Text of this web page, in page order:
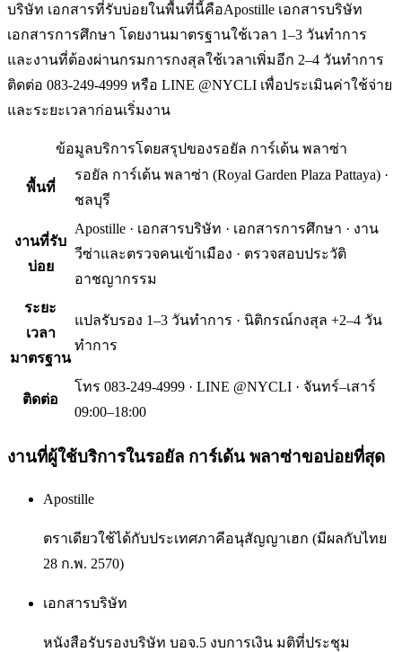
บริษัท เอกสารที่รับบ่อยในพื้นที่นี้คือApostille เอกสารบริษัท
เอกสารการศึกษา โดยงานมาตรฐานใช้เวลา 1–3 วันทำการ
และงานที่ต้องผ่านกรมการกงสุลใช้เวลาเพิ่มอีก 2–4 วันทำการ
ติดต่อ 083-249-4999 หรือ LINE @NYCLI เพื่อประเมินค่าใช้จ่าย
และระยะเวลาก่อนเริ่มงาน
ข้อมูลบริการโดยสรุปของรอยัล การ์เด้น พลาซ่า
พื้นที่
รอยัล การ์เด้น พลาซ่า (Royal Garden Plaza Pattaya) ·
ชลบุรี
งานที่รับ
บ่อย
Apostille · เอกสารบริษัท · เอกสารการศึกษา · งาน
วีซ่าและตรวจคนเข้าเมือง · ตรวจสอบประวัติ
อาชญากรรม
ระยะ
เวลา
มาตรฐาน
แปลรับรอง 1–3 วันทำการ · นิติกรณ์กงสุล +2–4 วัน
ทำการ
ติดต่อ
โทร 083-249-4999 · LINE @NYCLI · จันทร์–เสาร์
09:00–18:00
งานที่ผู้ใช้บริการในรอยัล การ์เด้น พลาซ่าขอบ่อยที่สุด
Apostille
ตราเดียวใช้ได้กับประเทศภาคีอนุสัญญาเฮก (มีผลกับไทย
28 ก.พ. 2570)
เอกสารบริษัท
หนังสือรับรองบริษัท บอจ.5 งบการเงิน มติที่ประชุม